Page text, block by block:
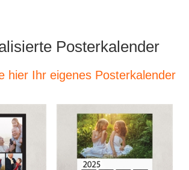
Posterkalender
hier Ihr eigenes Posterkalender